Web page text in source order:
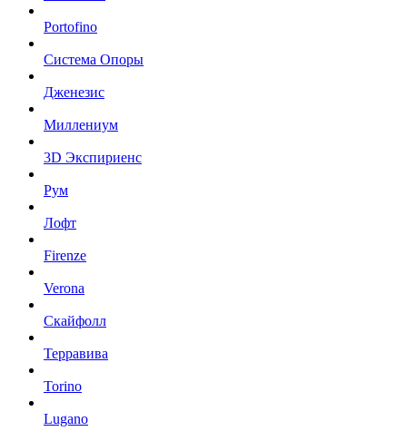
Portofino
Система Опоры
Дженезис
Миллениум
3D Экспириенс
Рум
Лофт
Firenze
Verona
Скайфолл
Терравива
Torino
Lugano